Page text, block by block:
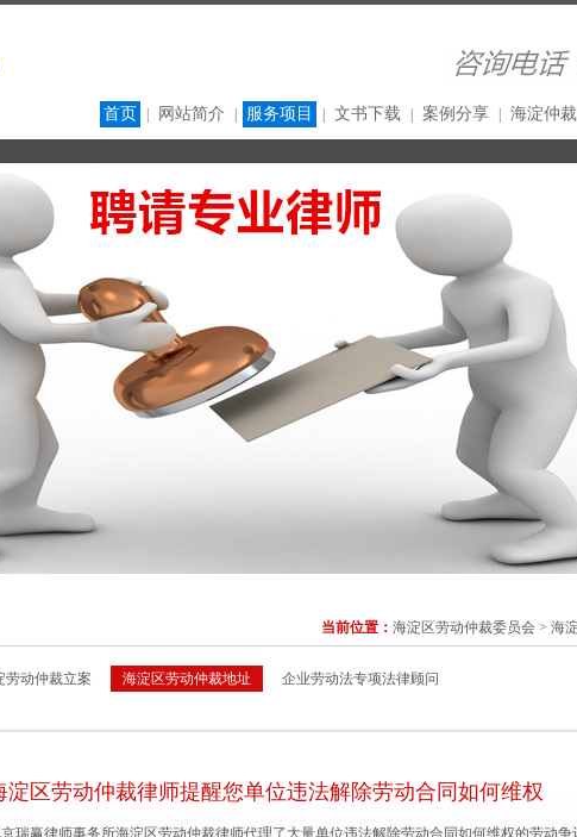
首页 网站简介 服务项目 文书下载 案例分享 海淀仲裁
当前位置： 海淀区劳动仲裁委员会 > 海
劳动仲裁立案 海淀区劳动仲裁地址 企业劳动法专项法律顾问
淀区劳动仲裁律师提醒您单位违法解除劳动合同如何维权
瑞赢律师事务所海淀区劳动仲裁律师代理了大量单位违法解除劳动合同如何维权的劳动